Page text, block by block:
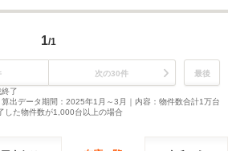
1/1
次の30件
最後
了
出データ期間：2025年1月～3月｜内容：物件数合計1万台
した物件数が1,000台以上の場合